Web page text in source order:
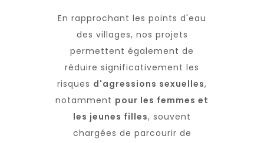
En rapprochant les points d'eau
des villages, nos projets
permettent également de
réduire significativement les
risques d'agressions sexuelles,
notamment pour les femmes et
les jeunes filles, souvent
chargées de parcourir de